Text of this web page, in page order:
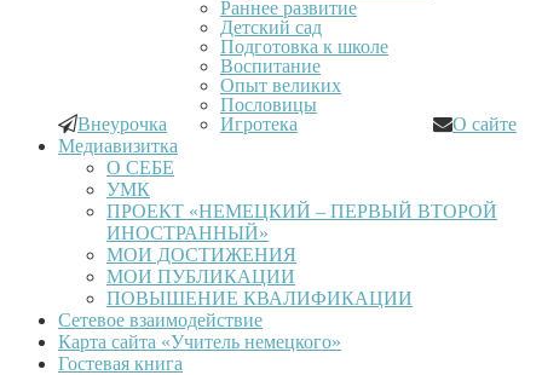
Внеурочка
Раннее развитие
Детский сад
Подготовка к школе
Воспитание
Опыт великих
Пословицы
Игротека
О сайте
Медиавизитка
О СЕБЕ
УМК
ПРОЕКТ «НЕМЕЦКИЙ – ПЕРВЫЙ ВТОРОЙ
ИНОСТРАННЫЙ»
МОИ ДОСТИЖЕНИЯ
МОИ ПУБЛИКАЦИИ
ПОВЫШЕНИЕ КВАЛИФИКАЦИИ
Сетевое взаимодействие
Карта сайта «Учитель немецкого»
Гостевая книга